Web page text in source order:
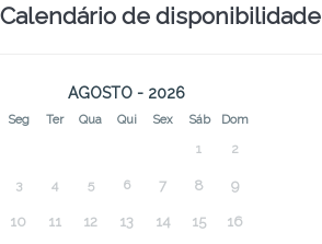
Calendário de disponibilidade
AGOSTO - 2026
Seg Ter Qua Qui Sex Sáb Dom
1 2
3 4 5 6 7 8 9
10 11 12 13 14 15 16